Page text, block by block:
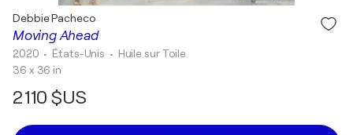
Moving Ahead
Debbie Pacheco
2020 • États-Unis • Huile sur Toile
36 x 36 in
2 110 $US